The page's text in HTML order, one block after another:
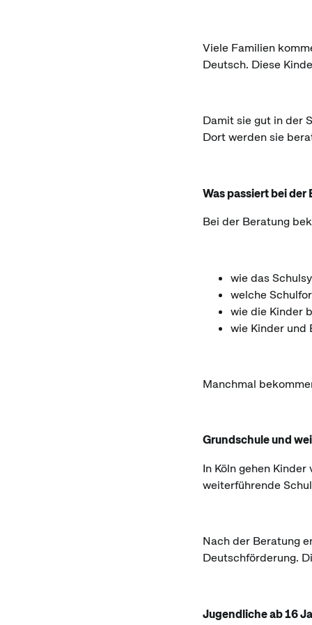
Viele Familien
Deutsch. Diese
Damit sie gut in der
Dort werden sie
Was passiert bei der
Bei der Beratung
wie das
welche
wie die Kinder
wie Kinder und
Manchmal
Grundschule und
In Köln gehen
weiterführende
Nach der Beratung
Deutschförderung.
Jugendliche ab 16